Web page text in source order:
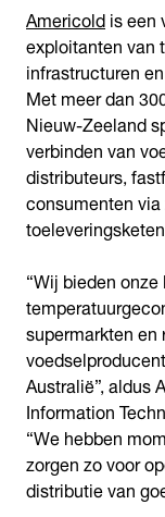
Americoldis een
exploitanten van
infrastructuren
Met meer dan
Nieuw-Zeeland
verbinden van
distributeurs,
consumenten
“Wij bieden
supermarkten
Australië”, aldus
Information
“We hebben
zorgen zo voor
distributie van